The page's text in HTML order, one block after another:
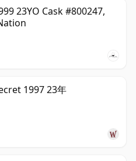
23YO Cask #800247,
1997 23年